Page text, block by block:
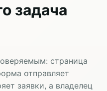
задача
страница
отправляет
заявки, а владелец